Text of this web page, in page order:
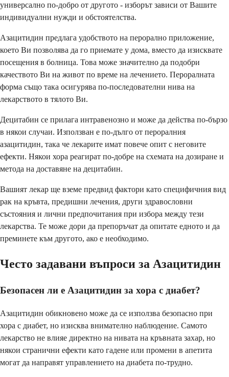
универсално по-добро от другото - изборът зависи от Вашите
индивидуални нужди и обстоятелства.
Азацитидин предлага удобството на перорално приложение,
което Ви позволява да го приемате у дома, вместо да изисквате
посещения в болница. Това може значително да подобри
качеството Ви на живот по време на лечението. Пероралната
форма също така осигурява по-последователни нива на
лекарството в тялото Ви.
Децитабин се прилага интравенозно и може да действа по-бързо
в някои случаи. Използван е по-дълго от пероралния
азацитидин, така че лекарите имат повече опит с неговите
ефекти. Някои хора реагират по-добре на схемата на дозиране и
метода на доставяне на децитабин.
Вашият лекар ще вземе предвид фактори като специфичния вид
рак на кръвта, предишни лечения, други здравословни
състояния и лични предпочитания при избора между тези
лекарства. Те може дори да препоръчат да опитате едното и да
преминете към другото, ако е необходимо.
Често задавани въпроси за Азацитидин
Безопасен ли е Азацитидин за хора с диабет?
Азацитидин обикновено може да се използва безопасно при
хора с диабет, но изисква внимателно наблюдение. Самото
лекарство не влияе директно на нивата на кръвната захар, но
някои странични ефекти като гадене или промени в апетита
могат да направят управлението на диабета по-трудно.